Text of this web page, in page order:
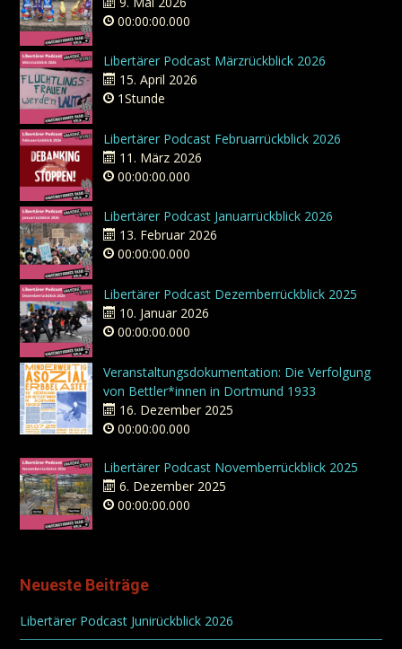
00:00:00.000
Libertärer Podcast Märzrückblick 2026
15. April 2026
1Stunde
Libertärer Podcast Februarrückblick 2026
11. März 2026
00:00:00.000
Libertärer Podcast Januarrückblick 2026
13. Februar 2026
00:00:00.000
Libertärer Podcast Dezemberrückblick 2025
10. Januar 2026
00:00:00.000
Veranstaltungsdokumentation: Die Verfolgung
von Bettler*innen in Dortmund 1933
16. Dezember 2025
00:00:00.000
Libertärer Podcast Novemberrückblick 2025
6. Dezember 2025
00:00:00.000
Neueste Beiträge
Libertärer Podcast Junirückblick 2026